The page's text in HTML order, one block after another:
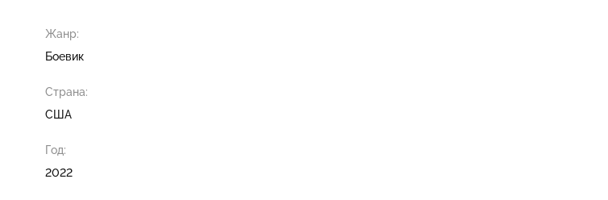
Жанр:
Боевик
Страна:
США
Год:
2022